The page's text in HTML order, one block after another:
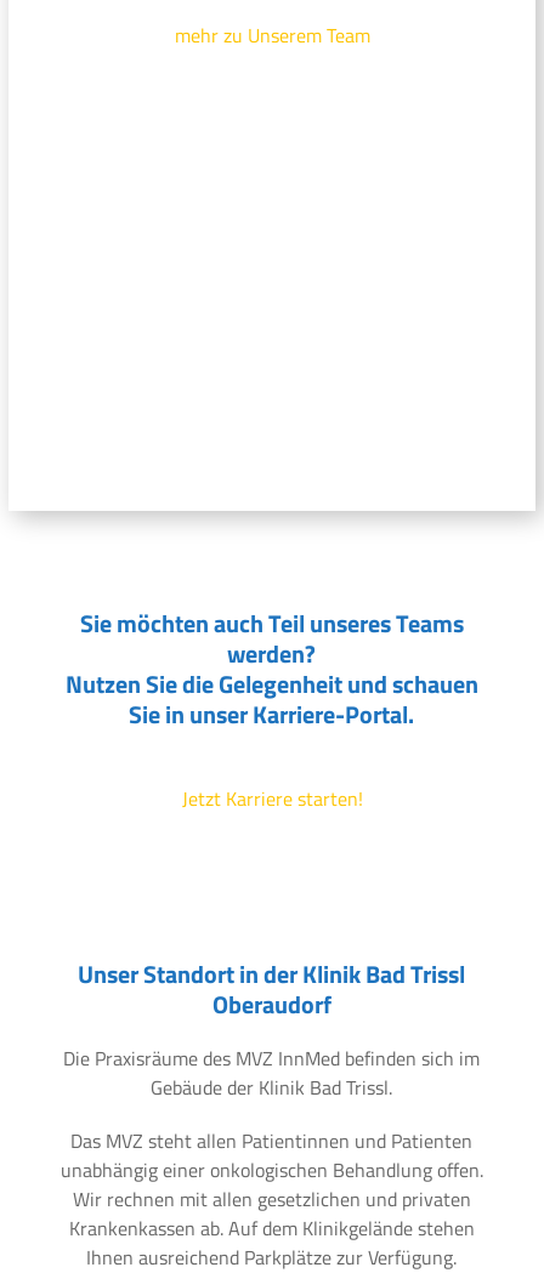
mehr zu Unserem Team
Sie möchten auch Teil unseres Teams
werden?
Nutzen Sie die Gelegenheit und schauen
Sie in unser Karriere-Portal.
Jetzt Karriere starten!
Unser Standort in der Klinik Bad Trissl
Oberaudorf
Die Praxisräume des MVZ InnMed befinden sich im
Gebäude der Klinik Bad Trissl.
Das MVZ steht allen Patientinnen und Patienten
unabhängig einer onkologischen Behandlung offen.
Wir rechnen mit allen gesetzlichen und privaten
Krankenkassen ab. Auf dem Klinikgelände stehen
Ihnen ausreichend Parkplätze zur Verfügung.